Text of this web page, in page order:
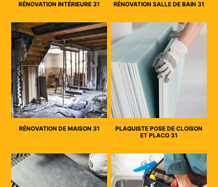
RÉNOVATION INTÉRIEURE 31 RÉNOVATION SALLE DE BAIN 31
RÉNOVATION DE MAISON 31
PLAQUISTE POSE DE CLOISON
ET PLACO 31